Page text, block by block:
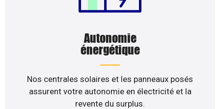
Autonomie
énergétique
Nos centrales solaires et les panneaux posés
assurent votre autonomie en électricité et la
revente du surplus.